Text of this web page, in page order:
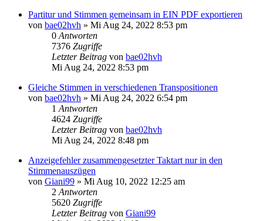
Partitur und Stimmen gemeinsam in EIN PDF exportieren
von bae02hvh » Mi Aug 24, 2022 8:53 pm
0 Antworten
7376 Zugriffe
Letzter Beitrag von bae02hvh
Mi Aug 24, 2022 8:53 pm
Gleiche Stimmen in verschiedenen Transpositionen
von bae02hvh » Mi Aug 24, 2022 6:54 pm
1 Antworten
4624 Zugriffe
Letzter Beitrag von bae02hvh
Mi Aug 24, 2022 8:48 pm
Anzeigefehler zusammengesetzter Taktart nur in den
Stimmenauszügen
von Giani99 » Mi Aug 10, 2022 12:25 am
2 Antworten
5620 Zugriffe
Letzter Beitrag von Giani99